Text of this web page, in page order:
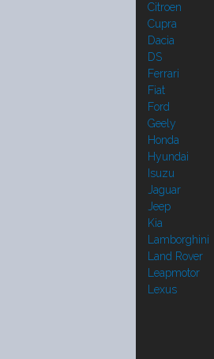
Citroen
Cupra
Dacia
DS
Ferrari
Fiat
Ford
Geely
Honda
Hyundai
Isuzu
Jaguar
Jeep
Kia
Lamborghini
Land Rover
Leapmotor
Lexus